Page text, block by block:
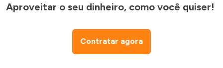
Aproveitar o seu dinheiro, como você quiser!
Contratar agora